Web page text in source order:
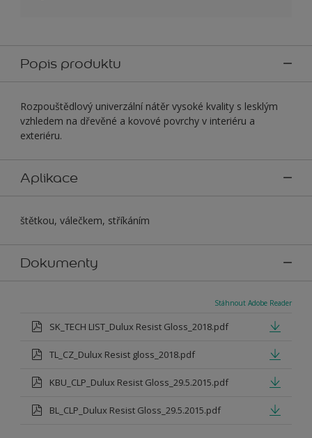
Popis produktu
Rozpouštědlový univerzální nátěr vysoké kvality s lesklým
vzhledem na dřevěné a kovové povrchy v interiéru a
exteriéru.
Aplikace
štětkou, válečkem, stříkáním
Dokumenty
Stáhnout Adobe Reader
SK_TECH LIST_Dulux Resist Gloss_2018.pdf
TL_CZ_Dulux Resist gloss_2018.pdf
KBU_CLP_Dulux Resist Gloss_29.5.2015.pdf
BL_CLP_Dulux Resist Gloss_29.5.2015.pdf